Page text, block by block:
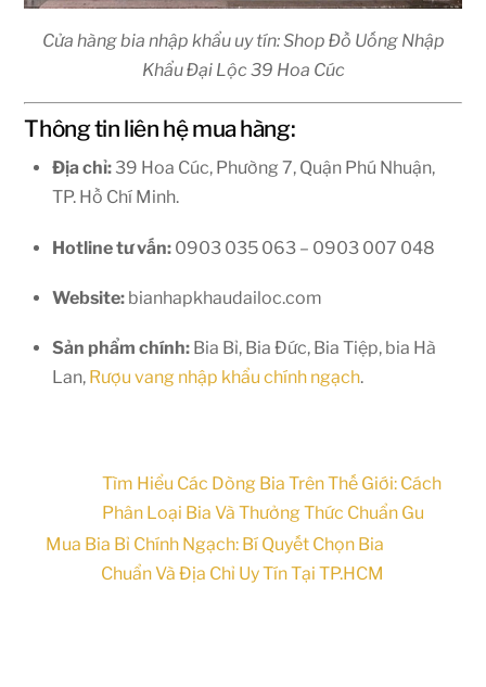
Cửa hàng bia nhập khẩu uy tín: Shop Đồ Uống Nhập
Khẩu Đại Lộc 39 Hoa Cúc
Thông tin liên hệ mua hàng:
Địa chỉ: 39 Hoa Cúc, Phường 7, Quận Phú Nhuận,
TP. Hồ Chí Minh.
Hotline tư vấn: 0903 035 063 – 0903 007 048
Website: bianhapkhaudailoc.com
Sản phẩm chính: Bia Bỉ, Bia Đức, Bia Tiệp, bia Hà
Lan, Rượu vang nhập khẩu chính ngạch.
Tìm Hiểu Các Dòng Bia Trên Thế Giới: Cách
Phân Loại Bia Và Thưởng Thức Chuẩn Gu
Mua Bia Bỉ Chính Ngạch: Bí Quyết Chọn Bia
Chuẩn Và Địa Chỉ Uy Tín Tại TP.HCM